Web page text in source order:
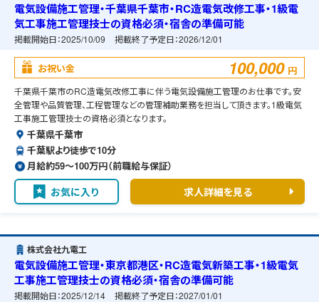
電気設備施工管理・千葉県千葉市・RC造電気改修工事・1級電
気工事施工管理技士の資格必須・宿舎の準備可能
掲載開始日：2025/10/09 掲載終了予定日：2026/12/01
お祝い金 100,000 円
千葉県千葉市のRC造電気改修工事に伴う電気設備施工管理のお仕事です。安
全管理や品質管理、工程管理などの管理補助業務を担当して頂きます。1級電気
工事施工管理技士の資格必須となります。
千葉県千葉市
千葉駅より徒歩で10分
月給約59〜100万円（前職給与保証）
お気に入り 求人詳細を見る
株式会社九電工
電気設備施工管理・東京都港区・RC造電気新築工事・1級電気
工事施工管理技士の資格必須・宿舎の準備可能
掲載開始日：2025/12/14 掲載終了予定日：2027/01/01